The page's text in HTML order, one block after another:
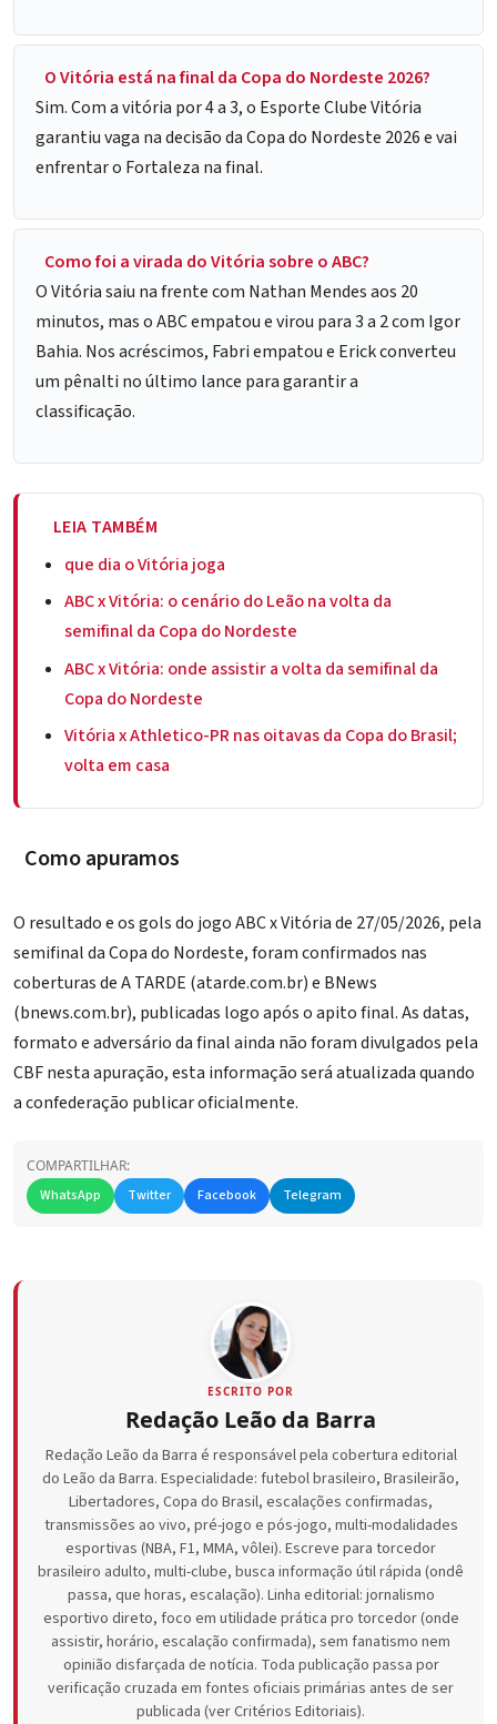
O Vitória está na final da Copa do Nordeste 2026?
Sim. Com a vitória por 4 a 3, o Esporte Clube Vitória
garantiu vaga na decisão da Copa do Nordeste 2026 e vai
enfrentar o Fortaleza na final.
Como foi a virada do Vitória sobre o ABC?
O Vitória saiu na frente com Nathan Mendes aos 20
minutos, mas o ABC empatou e virou para 3 a 2 com Igor
Bahia. Nos acréscimos, Fabri empatou e Erick converteu
um pênalti no último lance para garantir a
classificação.
LEIA TAMBÉM
que dia o Vitória joga
ABC x Vitória: o cenário do Leão na volta da
semifinal da Copa do Nordeste
ABC x Vitória: onde assistir a volta da semifinal da
Copa do Nordeste
Vitória x Athletico-PR nas oitavas da Copa do Brasil;
volta em casa
Como apuramos
O resultado e os gols do jogo ABC x Vitória de 27/05/2026, pela
semifinal da Copa do Nordeste, foram confirmados nas
coberturas de A TARDE (atarde.com.br) e BNews
(bnews.com.br), publicadas logo após o apito final. As datas,
formato e adversário da final ainda não foram divulgados pela
CBF nesta apuração, esta informação será atualizada quando
a confederação publicar oficialmente.
COMPARTILHAR:
WhatsApp
Twitter Facebook Telegram
ESCRITO POR
Redação Leão da Barra
Redação Leão da Barra é responsável pela cobertura editorial
do Leão da Barra. Especialidade: futebol brasileiro, Brasileirão,
Libertadores, Copa do Brasil, escalações confirmadas,
transmissões ao vivo, pré-jogo e pós-jogo, multi-modalidades
esportivas (NBA, F1, MMA, vôlei). Escreve para torcedor
brasileiro adulto, multi-clube, busca informação útil rápida (ondê
passa, que horas, escalação). Linha editorial: jornalismo
esportivo direto, foco em utilidade prática pro torcedor (onde
assistir, horário, escalação confirmada), sem fanatismo nem
opinião disfarçada de notícia. Toda publicação passa por
verificação cruzada em fontes oficiais primárias antes de ser
publicada (ver Critérios Editoriais).